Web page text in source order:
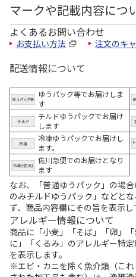
マークや記載内容につ
よくあるお問い合わせ
お支払い方法 注文のキ
配送情報について
ゆうパック等でお届けしま
す
チルドゆうパックでお届け
します
冷凍ゆうパックでお届けし
ます。
佐川急便でのお届けとなり
ます
なお、「普通ゆうパック」の場
のみチルドゆうパック」などと
ず、商品内容欄にその旨を表示し
アレルギー情報について
商品に「小麦」「そば」「卵」
に」「くるみ」のアレルギー特
を表示します。
※エビ・カニを除く魚介類（こ